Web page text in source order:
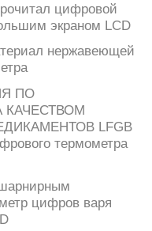
цифровой
экраном LCD
нержавеющей
ПО
LFGB
термометра
цифров варя